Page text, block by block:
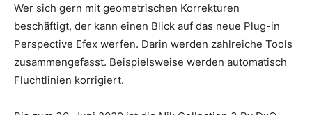
Wer sich gern mit geometrischen Korrekturen
beschäftigt, der kann einen Blick auf das neue Plug-in
Perspective Efex werfen. Darin werden zahlreiche Tools
zusammengefasst. Beispielsweise werden automatisch
Fluchtlinien korrigiert.